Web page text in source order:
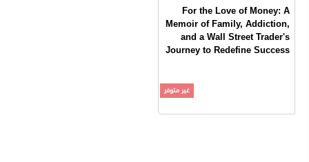
For the Love of Money: A
Memoir of Family, Addiction,
and a Wall Street Trader's
Journey to Redefine Success
غير متوفر